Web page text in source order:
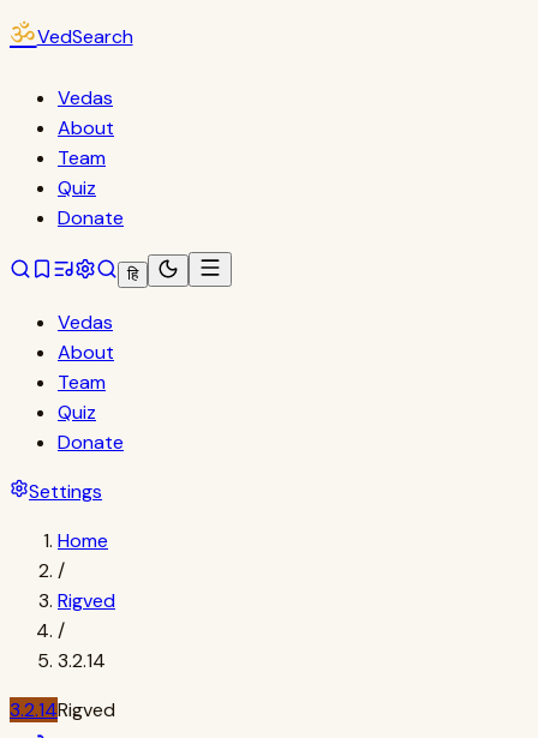
ॐVedSearch
Vedas
About
Team
Quiz
Donate
हि
Vedas
About
Team
Quiz
Donate
Settings
Home
/
Rigved
/
3.2.14
3.2.14Rigved